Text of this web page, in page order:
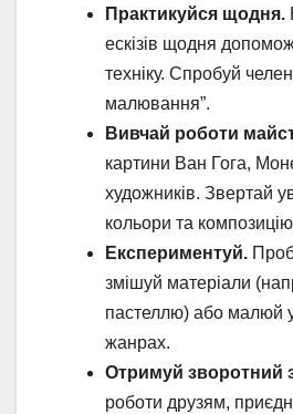
Практикуйся щодня.
ескізів щодня
техніку. Спробуй
малювання”.
Вивчай роботи
картини Ван Гога,
художників. Звертай
кольори та
Експериментуй.
змішуй матеріали
пастеллю) або малюй
жанрах.
Отримуй зворотний
роботи друзям,